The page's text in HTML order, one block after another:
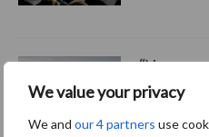
We value your privacy
We and our 4 partners use
“Vraag
Polen